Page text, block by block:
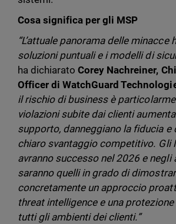
Cosa significa per gli MSP
“L’attuale panorama delle minacce
soluzioni puntuali e i modelli di
ha dichiaratoCorey Nachreiner,
Officer di WatchGuard
il rischio di business è
violazioni subite dai clienti
supporto, danneggiano la fiducia e
chiaro svantaggio competitivo. Gli
avranno successo nel 2026 e negli
saranno quelli in grado di
concretamente un approccio
threat intelligence e una
tutti gli ambienti dei clienti.”